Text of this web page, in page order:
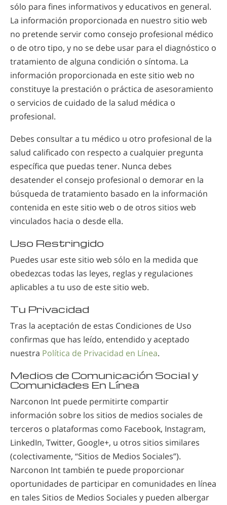
sólo para fines informativos y educativos en general.
La información proporcionada en nuestro sitio web
no pretende servir como consejo profesional médico
o de otro tipo, y no se debe usar para el diagnóstico o
tratamiento de alguna condición o síntoma. La
información proporcionada en este sitio web no
constituye la prestación o práctica de asesoramiento
o servicios de cuidado de la salud médica o
profesional.
Debes consultar a tu médico u otro profesional de la
salud calificado con respecto a cualquier pregunta
específica que puedas tener. Nunca debes
desatender el consejo profesional o demorar en la
búsqueda de tratamiento basado en la información
contenida en este sitio web o de otros sitios web
vinculados hacia o desde ella.
Uso Restringido
Puedes usar este sitio web sólo en la medida que
obedezcas todas las leyes, reglas y regulaciones
aplicables a tu uso de este sitio web.
Tu Privacidad
Tras la aceptación de estas Condiciones de Uso
confirmas que has leído, entendido y aceptado
nuestra Política de Privacidad en Línea.
Medios de Comunicación Social y
Comunidades En Línea
Narconon Int puede permitirte compartir
información sobre los sitios de medios sociales de
terceros o plataformas como Facebook, Instagram,
LinkedIn, Twitter, Google+, u otros sitios similares
(colectivamente, “Sitios de Medios Sociales”).
Narconon Int también te puede proporcionar
oportunidades de participar en comunidades en línea
en tales Sitios de Medios Sociales y pueden albergar